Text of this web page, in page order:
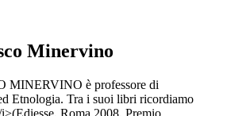
Minervino
MINERVINO è professore di
Etnologia. Tra i suoi libri ricordiamo
Roma 2008, Premio